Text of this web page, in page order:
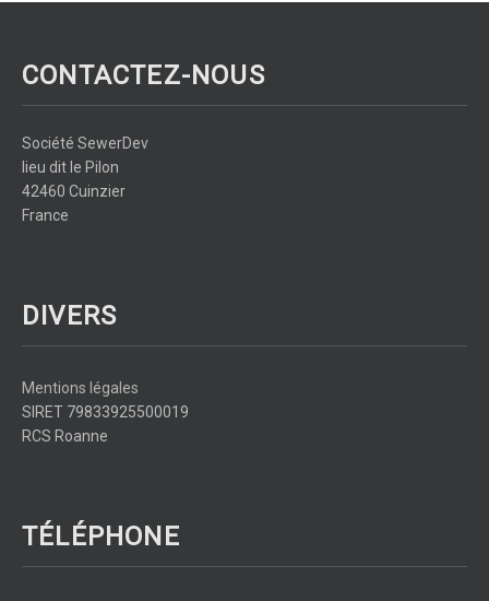
CONTACTEZ-NOUS
Société SewerDev
lieu dit le Pilon
42460 Cuinzier
France
DIVERS
Mentions légales
SIRET 79833925500019
RCS Roanne
TÉLÉPHONE